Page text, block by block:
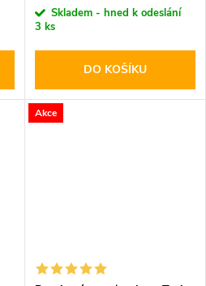
Skladem - hned k odeslání
3 ks
DO KOŠÍKU
Akce